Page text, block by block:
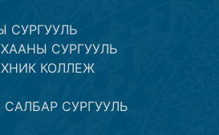
СУРГУУЛЬ
СУРГУУЛЬ
КОЛЛЕЖ
СУРГУУЛЬ